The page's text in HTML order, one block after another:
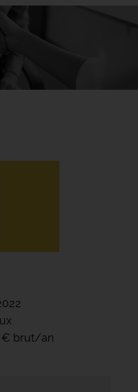
€ brut/an